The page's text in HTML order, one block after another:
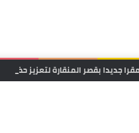
جديدا بقصر المنقارة لتعزيز